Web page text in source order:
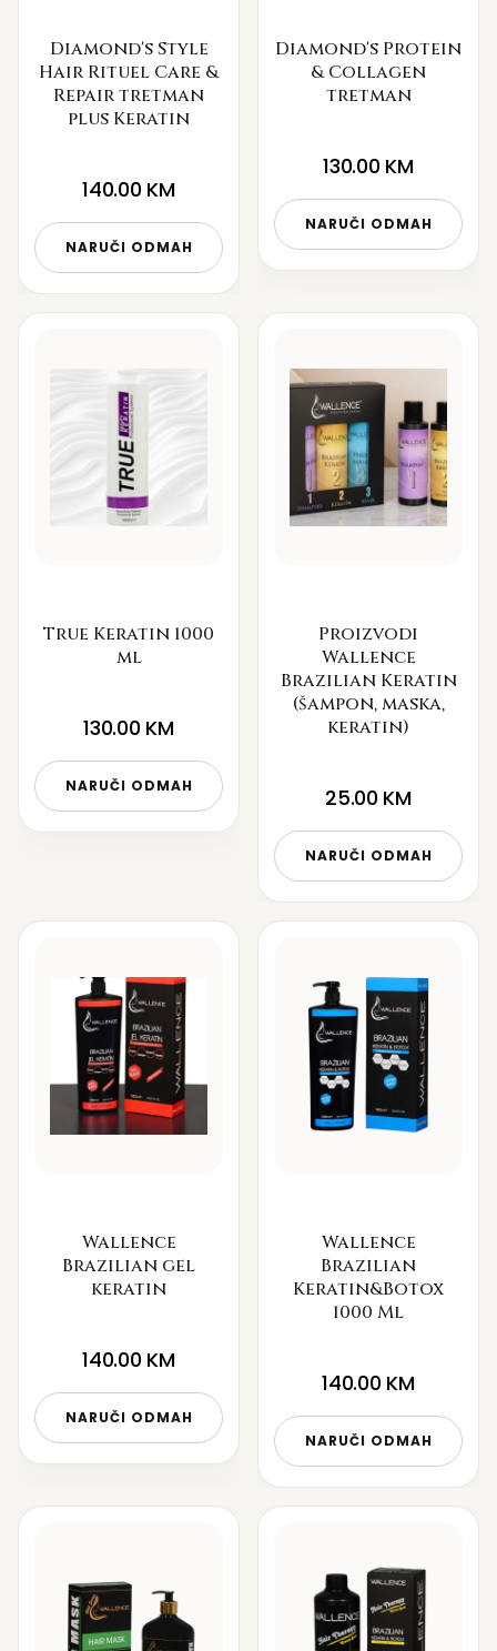
Diamond's Style
Hair Rituel Care &
Repair tretman
plus Keratin
140.00 KM
NARUČI ODMAH
Diamond's Protein
& Collagen
tretman
130.00 KM
NARUČI ODMAH
True Keratin 1000
ml
130.00 KM
NARUČI ODMAH
Proizvodi
Wallence
Brazilian Keratin
(šampon, maska,
keratin)
25.00 KM
NARUČI ODMAH
Wallence
Brazilian gel
keratin
140.00 KM
NARUČI ODMAH
Wallence
Brazilian
Keratin&Botox
1000 Ml
140.00 KM
NARUČI ODMAH